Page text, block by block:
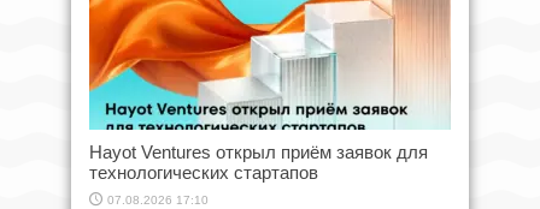
Hayot Ventures открыл приём заявок для
технологических стартапов
07.08.2026 17:10